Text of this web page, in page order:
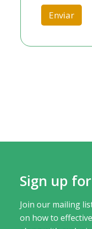
e
c
t
Enviar
Sign up
Join our mailing
on how to